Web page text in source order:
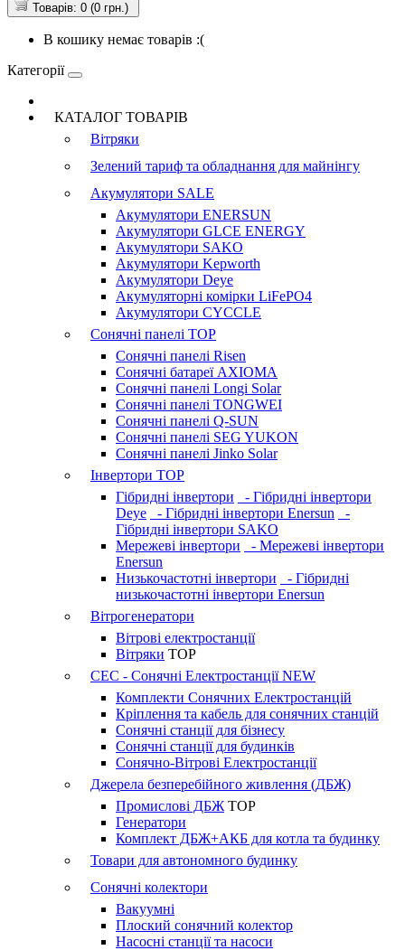
Товарів: 0 (0 грн.)
В кошику немає товарів :(
Категорії
КАТАЛОГ ТОВАРІВ
Вітряки
Зелений тариф та обладнання для майнінгу
Акумулятори SALE
Акумулятори ENERSUN
Акумулятори GLCE ENERGY
Акумулятори SAKO
Акумулятори Kepworth
Акумулятори Deye
Акумуляторні комірки LiFePO4
Акумулятори CYCCLE
Сонячні панелі TOP
Сонячні панелі Risen
Сонячні батареї AXIOMA
Сонячні панелі Longi Solar
Сонячні панелі TONGWEI
Сонячні панелі Q-SUN
Сонячні панелі SEG YUKON
Сонячні панелі Jinko Solar
Інвертори TOP
Гібридні інвертори
- Гібридні інвертори
Deye
- Гібридні інвертори Enersun
-
Гібридні інвертори SAKO
Мережеві інвертори
- Мережеві інвертори
Enersun
Низькочастотні інвертори
- Гібридні
низькочастотні інвертори Enersun
Вітрогенератори
Вітрові електростанції
Вітряки TOP
СЕС - Сонячні Електростанції NEW
Комплекти Сонячних Електростанцій
Кріплення та кабель для сонячних станцій
Сонячні станції для бізнесу
Сонячні станції для будинків
Сонячно-Вітрові Електростанції
Джерела безперебійного живлення (ДБЖ)
Промислові ДБЖ TOP
Генератори
Комплект ДБЖ+АКБ для котла та будинку
Товари для автономного будинку
Сонячні колектори
Вакуумні
Плоский сонячний колектор
Насосні станції та насоси